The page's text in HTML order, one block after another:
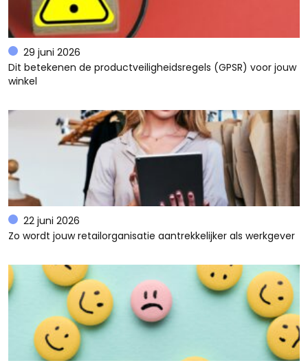
29 juni 2026
Dit betekenen de productveiligheidsregels (GPSR) voor jouw
winkel
22 juni 2026
Zo wordt jouw retailorganisatie aantrekkelijker als werkgever